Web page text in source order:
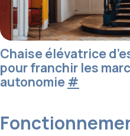
Chaise élévatrice
pour franchir les
autonomie#